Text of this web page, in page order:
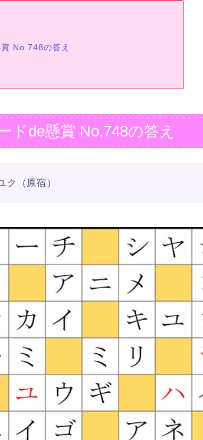
No.748の答え
ドde懸賞 No.748の答え
ク（原宿）